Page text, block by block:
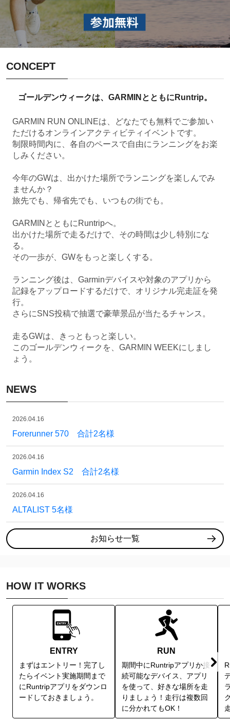
CONCEPT
ゴールデンウィークは、GARMINとともにRuntrip。
GARMIN RUN ONLINEは、どなたでも無料でご参加い
ただけるオンラインアクティビティイベントです。
制限時間内に、各自のペースで自由にランニングをお楽
しみください。
今年のGWは、出かけた場所でランニングを楽しんでみ
ませんか？
旅先でも、帰省先でも、いつもの街でも。
GARMINとともにRuntripへ。
出かけた場所で走るだけで、その時間は少し特別にな
る。
その一歩が、GWをもっと楽しくする。
ランニング後は、Garminデバイスや対象のアプリから
記録をアップロードするだけで、オリジナル完走証を発
行。
さらにSNS投稿で抽選で豪華景品が当たるチャンス。
走るGWは、きっともっと楽しい。
このゴールデンウィークを、GARMIN WEEKにしまし
ょう。
NEWS
2026.04.16
Forerunner 570 合計2名様
2026.04.16
Garmin Index S2 合計2名様
2026.04.16
ALTALIST 5名様
お知らせ一覧
HOW IT WORKS
ENTRY
まずはエントリー！完了し
たらイベント実施期間まで
にRuntripアプリをダウンロ
ードしておきましょう。
RUN
期間中にRuntripアプリか接
続可能なデバイス、アプリ
を使って、好きな場所を走
りましょう！走行は複数回
に分かれてもOK！